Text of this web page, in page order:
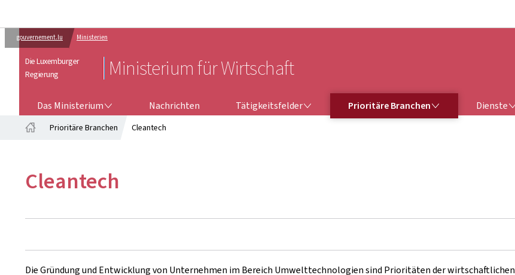
gouvernement.lu Ministerien
Die Luxemburger
Regierung
Ministerium für Wirtschaft
Das Ministerium Nachrichten Tätigkeitsfelder Prioritäre Branchen Dienste
Prioritäre Branchen Cleantech
Cleantech
Die Gründung und Entwicklung von Unternehmen im Bereich Umwelttechnologien sind Prioritäten der wirtschaftlichen